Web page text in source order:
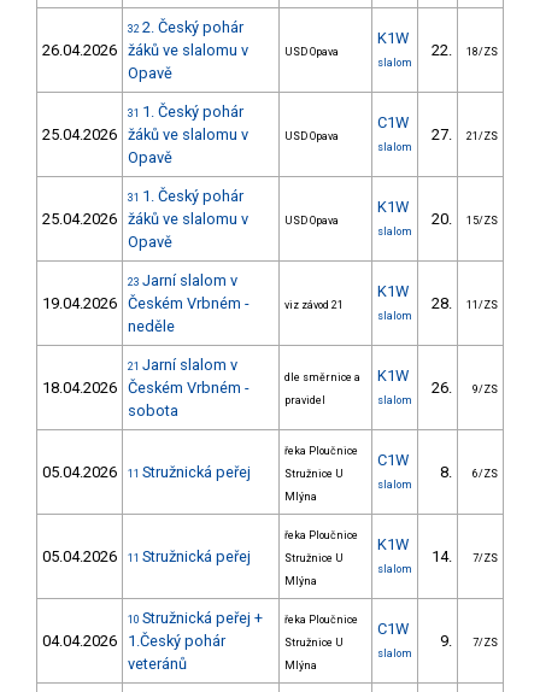
26.04.2026
32 2. Český pohár
žáků ve slalomu v
Opavě
USD Opava
K1W
slalom
22. 18/ZS
25.04.2026
31 1. Český pohár
žáků ve slalomu v
Opavě
USD Opava
C1W
slalom
27. 21/ZS
25.04.2026
31 1. Český pohár
žáků ve slalomu v
Opavě
USD Opava
K1W
slalom
20. 15/ZS
19.04.2026
23 Jarní slalom v
Českém Vrbném -
neděle
viz závod 21
K1W
slalom
28. 11/ZS
18.04.2026
21 Jarní slalom v
Českém Vrbném -
sobota
dle směrnice a
pravidel
K1W
slalom
26. 9/ZS
05.04.2026 11 Stružnická peřej
řeka Ploučnice
Stružnice U
Mlýna
C1W
slalom
8. 6/ZS
05.04.2026 11 Stružnická peřej
řeka Ploučnice
Stružnice U
Mlýna
K1W
slalom
14. 7/ZS
04.04.2026
10 Stružnická peřej +
1.Český pohár
veteránů
řeka Ploučnice
Stružnice U
Mlýna
C1W
slalom
9. 7/ZS